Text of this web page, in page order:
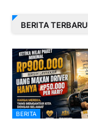
BERITA TERBARU
BERITA